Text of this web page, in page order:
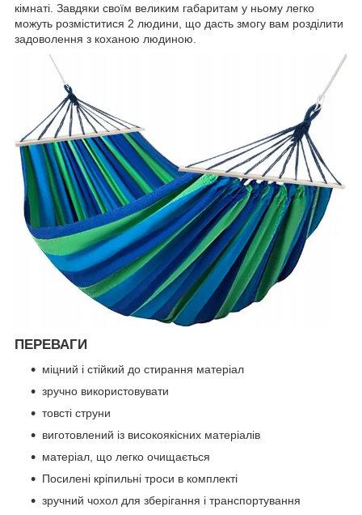
кімнаті. Завдяки своїм великим габаритам у ньому легко
можуть розміститися 2 людини, що дасть змогу вам розділити
задоволення з коханою людиною.
ПЕРЕВАГИ
міцний і стійкий до стирання матеріал
зручно використовувати
товсті струни
виготовлений із високоякісних матеріалів
матеріал, що легко очищається
Посилені кріпильні троси в комплекті
зручний чохол для зберігання і транспортування